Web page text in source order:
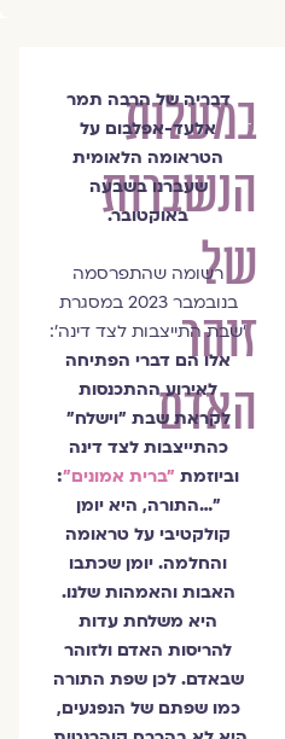
במעלות
הנשברות
של
זוהר
האדם
הרַבָּה
תמר
אלעד-אפלבום
דבריה של הרבה תמר
אלעד-אפלבום על
הטראומה הלאומית
שעברנו בשבעה
באוקטובר.
רשומה שהתפרסמה
בנובמבר 2023 במסגרת
׳שבת התייצבות לצד דינה׳:
אלו הם דברי הפתיחה
לאירוע ההתכנסות
לקראת שבת ״וישלח״
כהתייצבות לצד דינה
וביוזמת״ברית אמונים״:
״…התורה, היא יומן
קולקטיבי על טראומה
והחלמה. יומן שכתבו
האבות והאמהות שלנו.
היא משלחת עדות
להריסות האדם ולזוהר
שבאדם. לכן שפת התורה
כמו שפתם של הנפגעים,